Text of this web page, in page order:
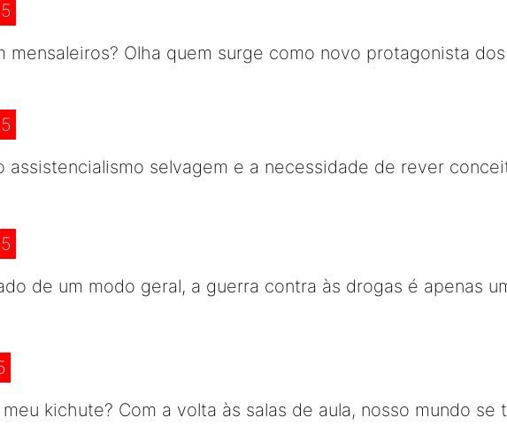
mensaleiros? Olha quem surge como novo protagonista
assistencialismo selvagem e a necessidade de rever
de um modo geral, a guerra contra às drogas é apenas
kichute? Com a volta às salas de aula, nosso mundo se